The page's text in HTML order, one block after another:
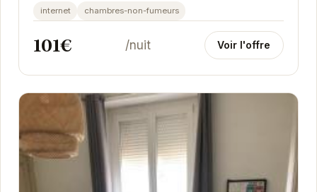
Idéalement situé à quelques pas des principales...
internet chambres-non-fumeurs
101€ /nuit Voir l'offre